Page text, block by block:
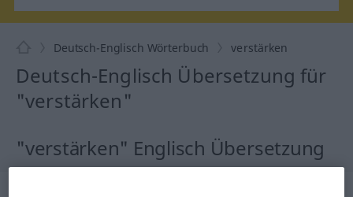
Deutsch-Englisch Wörterbuch verstärken
Deutsch-Englisch Übersetzung für
"verstärken"
"verstärken" Englisch Übersetzung